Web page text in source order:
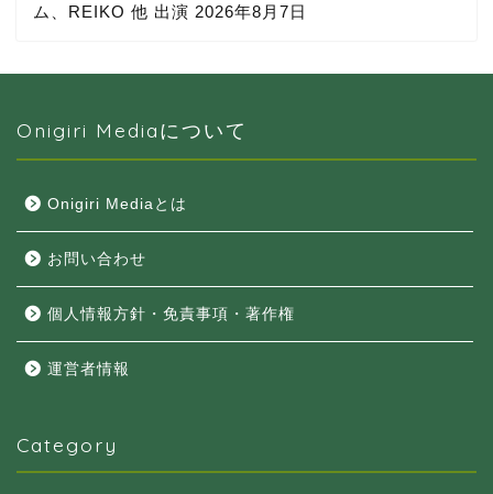
ム、REIKO 他 出演 2026年8月7日
Onigiri Mediaについて
Onigiri Mediaとは
お問い合わせ
個人情報方針・免責事項・著作権
運営者情報
Category